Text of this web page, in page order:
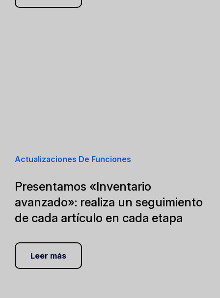
Actualizaciones De Funciones
Presentamos «Inventario
avanzado»: realiza un seguimiento
de cada artículo en cada etapa
Leer más